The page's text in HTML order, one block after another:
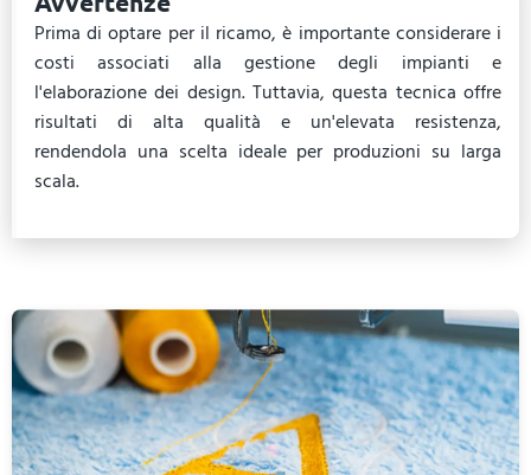
Prima di optare per il ricamo, è importante considerare i
costi associati alla gestione degli impianti e
l'elaborazione dei design. Tuttavia, questa tecnica offre
risultati di alta qualità e un'elevata resistenza,
rendendola una scelta ideale per produzioni su larga
scala.